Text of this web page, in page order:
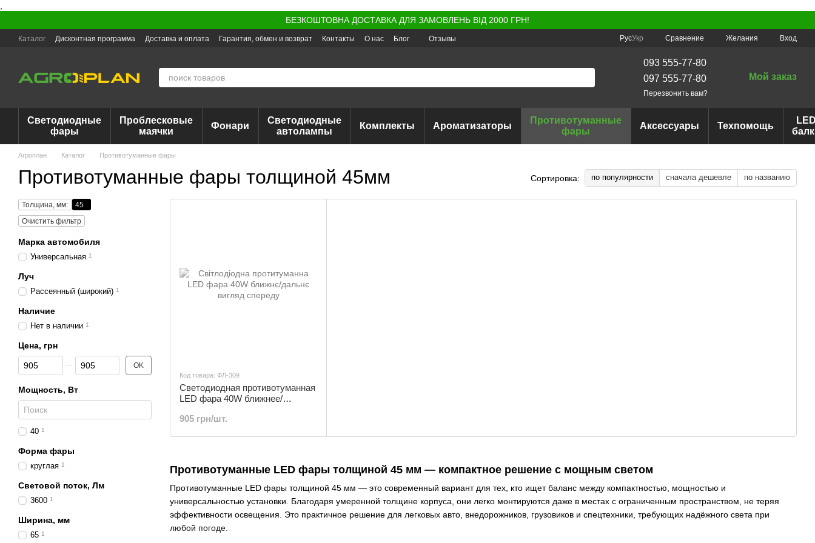
БЕЗКОШТОВНА ДОСТАВКА ДЛЯ ЗАМОВЛЕНЬ ВІД 2000 ГРН!
Каталог Дисконтная программа Доставка и оплата Гарантия, обмен и возврат Контакты О нас Блог Отзывы РусУкр Сравнение Желания Вход
093 555-77-80
097 555-77-80
Перезвонить вам?
Мой заказ
Светодиодные
фары
Проблесковые
маячки
Фонари
Светодиодные
автолампы
Комплекты Ароматизаторы
Противотуманные
фары
Аксессуары Техпомощь
Агроплан Каталог Противотуманные фары
Противотуманные фары толщиной 45мм Сортировка: по популярности сначала дешевле по названию
Противотуманные LED фары толщиной 45 мм — компактное решение с мощным светом
Противотуманные LED фары толщиной 45 мм — это современный вариант для тех, кто ищет баланс между компактностью, мощностью и
универсальностью установки. Благодаря умеренной толщине корпуса, они легко монтируются даже в местах с ограниченным пространством, не теряя
эффективности освещения. Это практичное решение для легковых авто, внедорожников, грузовиков и спецтехники, требующих надёжного света при
любой погоде.
Код товара: ФЛ-309
Светодиодная противотуманная
LED фара 40W ближнее/
905 грн/шт.
Толщина, мм:
45
Очистить фильтр
Марка автомобиля
Универсальная 1
Луч
Рассеянный (широкий) 1
Наличие
Нет в наличии 1
Цена, грн
От Цена, грн
До Цена, грн OK
Мощность, Вт
40 1
Форма фары
круглая 1
Световой поток, Лм
3600 1
Ширина, мм
65 1